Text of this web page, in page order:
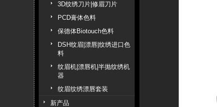
3D纹绣刀片|修眉刀片
PCD膏体色料
保德体Biotouch色料
DSH纹眉|漂唇|纹绣进口色
料
纹眉机|漂唇机|半抛纹绣机
器
纹眉纹绣漂唇套装
新产品